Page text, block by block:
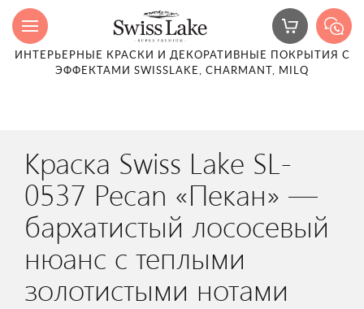
ИНТЕРЬЕРНЫЕ КРАСКИ И ДЕКОРАТИВНЫЕ ПОКРЫТИЯ С
ЭФФЕКТАМИ SWISSLAKE, CHARMANT, MILQ
Краска Swiss Lake SL-
0537 Pecan «Пекан» —
бархатистый лососевый
нюанс с теплыми
золотистыми нотами